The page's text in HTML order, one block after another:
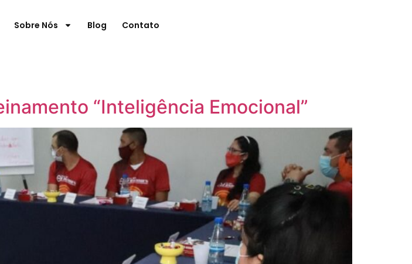
Sobre Nós Blog Contato
“Inteligência Emocional”